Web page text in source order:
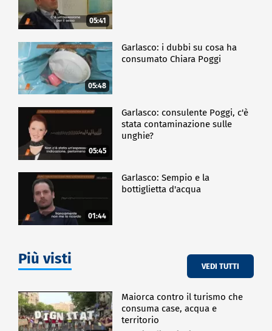
05:41
05:48
Garlasco: i dubbi su cosa ha
consumato Chiara Poggi
05:45
Garlasco: consulente Poggi, c'è
stata contaminazione sulle
unghie?
01:44
Garlasco: Sempio e la
bottiglietta d'acqua
Più visti VEDI TUTTI
Maiorca contro il turismo che
consuma case, acqua e
territorio